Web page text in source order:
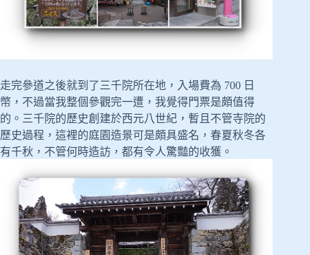
走完參道之後就到了三千院所在地，入場費為 700 日
幣，不過當我整個參觀完一遭，我覺得門票是頗值得
的。三千院的歷史創建於西元八世紀，暫且不管寺院的
歷史過程，這裡的庭園造景可是頗具盛名，春夏秋冬各
有千秋，不管何時造訪，都有令人驚豔的收獲。